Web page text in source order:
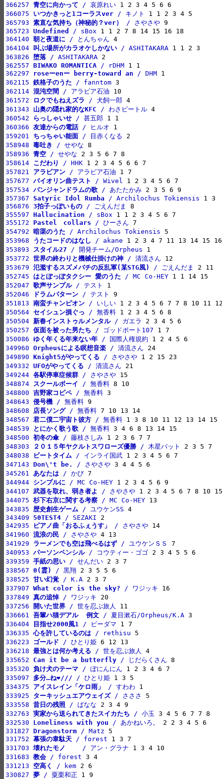
366257 青空に向かって / 哀原れい
366075 いつかきっと1コーラスver / キノト
365793 素直な気持ち（神秘的？ver） / さやさや
365723 Undefined / sBox
364140 朝と夜道に / とんちゃん
364104 叫ぶ場所がカラオケしかない / ASHITAKARA
363826 堕落 / ASHITAKARA
362557 BIWAKO ROMANTICA / rDHM
362297 roseーenー berry-toward an / DHM
362115 鉄格子のうた / fanntom
362114 混沌空間 / アラビア石油
361572
ロクでもねえズラ / 犬飼一郎
361343 山奥の隠れ家的なKFC / わさビートル
360542
らっしゃいせ / 甚五郎
360366 友達からの電話 / ヒルオ
359201 ちっちゃい能面 / 目赤くなる
358948 毒吐き / せやな
358936 青空 / せやな
358614 こだわり / HHK
357821 アラビアン / アラビア石油
357677 バイオリン曲テスト / Wivel
357534 パンジャンドラムの歌 / あたたかみ
357367 Satyric Idol Rumba / Archilochus Tokiensis
356876 3拍子っぽいもの / ごえんだま
355597 Hallucination / sBox
355172 Pastel　collars / ひーさん
354792
暗渠のうた / Archilochus Tokiensis
353968
うたコードのはなし / akane
353893
スタイル27 / 開発チーム/Orpheus
353772 世界の終わりと機械仕掛けの神 / 清流さん
353679 氾濫するスズメバチの反乱軍(某STG風) / ごえんだま
352745 はとぽっぽタクシー 愛のうた / MC Co-HEY
352047 歌声サンプル / テスト
352046
ドラムパターン / テスト
351813 南蛮チャンピオン / いしい
350564 セイシュン損ぐっ / 無香料
350504 新春インストゥルメンタル / ガエラ
350257 仮面を被った男たち / ゴッドポート107
350086 ゆく年くる年来ない年 / 国際人権規約
349960 Orpheusによる瞑想音楽 / 清流さん
349890 Knight5がやってくる / さやさや
349332 UFOがやってくる / 清流さん
349244 各駅停車症候群 / さやさや
348874
スクールボーイ / 無香料
348800 吉野家コピペ / 無香料
348643 侵号機 / 無香料
348608
店長ソング / 無香料
348567 君二僕二宇宙ト彼方 / 無香料
348539
とにかく歌う歌 / 無香料
348500 初冬の傘 / 藤枝さしみ
348303
２０１５年ヤクルトスワローズ優勝 / 木星バット
348038
ビートタイム / インライ国武
347143 Don\'t be. / さやさや
345261 あなたは / かび
344944 シンプルに / MC Co-HEY
344107 武器を取れ、弱き者よ
/ さやさや
344075 杉下右京に関する考察 / MC Co-HEY
343835 歴史創生ゲーム / ユウケンSS
343409 50TEST4 / SEZAKI
342935
ピアノ曲「おるふぇうす」 / さやさや
341960 流浪の民 / さやさや
341929 ラーメンでも空は飛べるはず / ユウケンＳＳ
340953 パーソンペンシル / コウティー・ゴゴ
339359 手紙の思い / せんだい
338567 0(霊) / 黒翔
338525 甘い幻覚 / K.A
337907 What color is the sky? / ワジッキ
337849 真の追悼 / ワジッキ
337256
開いた世界 / 世を忍ぶ旅人
336661 吾輩ハ猫デアル  例文 / 夏目漱石/Orpheus/K.A
336404
目指せ2000風1 / ビーダマ
336335 心を許しているのは / rethisu
336223 ゴールド / ひとり姫
336218 最強とは何か考える / 世を忍ぶ旅人
335652 Can it be a butterfly / じだらくさん
335320 負け犬のテーマ / ぼにんにん
335097 多分…ね❤/// / ひとり姫
334375 アイスレイン「ケロ雨」 / すわわ
333925 ターキッシュエアウェイズ / さささ
333558 昔日の残照 / ばなな
332763 実家から送られてきたスイカたち / 小玉
332530 Loneliness with you / あかねいろ。
331827 Dragonstorm / Matz
331752 幕張の韋駄天 / forest
331703 壊れたモノ / アン・グラナ
331683 教会 / forest
331213 空高く / kem
330827 夢 / 粟栗和正